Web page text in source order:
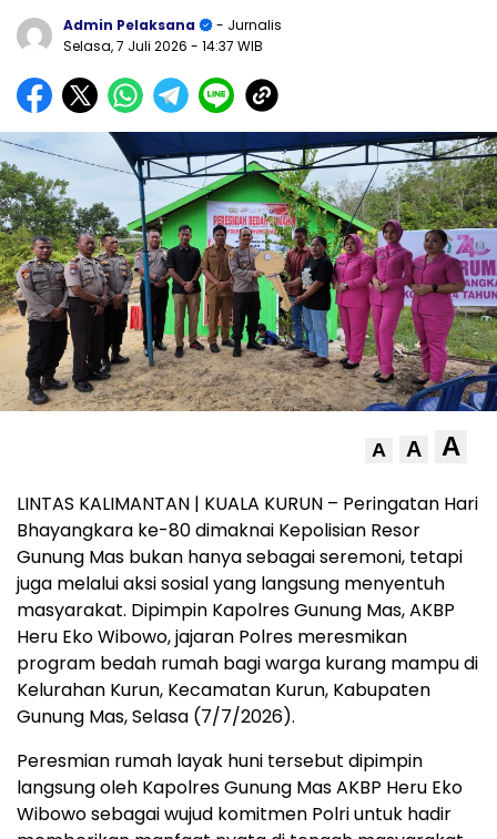
Admin Pelaksana
- Jurnalis
Selasa, 7 Juli 2026 - 14:37 WIB
A A A
LINTAS KALIMANTAN | KUALA KURUN – Peringatan Hari
Bhayangkara ke-80 dimaknai Kepolisian Resor
Gunung Mas bukan hanya sebagai seremoni, tetapi
juga melalui aksi sosial yang langsung menyentuh
masyarakat. Dipimpin Kapolres Gunung Mas, AKBP
Heru Eko Wibowo, jajaran Polres meresmikan
program bedah rumah bagi warga kurang mampu di
Kelurahan Kurun, Kecamatan Kurun, Kabupaten
Gunung Mas, Selasa (7/7/2026).
Peresmian rumah layak huni tersebut dipimpin
langsung oleh Kapolres Gunung Mas AKBP Heru Eko
Wibowo sebagai wujud komitmen Polri untuk hadir